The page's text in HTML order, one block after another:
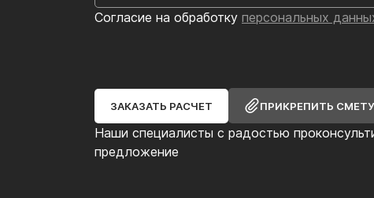
Наши специалисты с радостью
предложение
Согласие на обработку персональных
ЗАКАЗАТЬ РАСЧЕТ ПРИКРЕПИТЬ СМЕТУ